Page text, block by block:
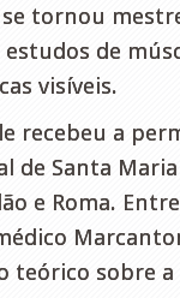
tornou
de
visíveis.
recebeu a
de Santa
e Roma. Entre
sobre a